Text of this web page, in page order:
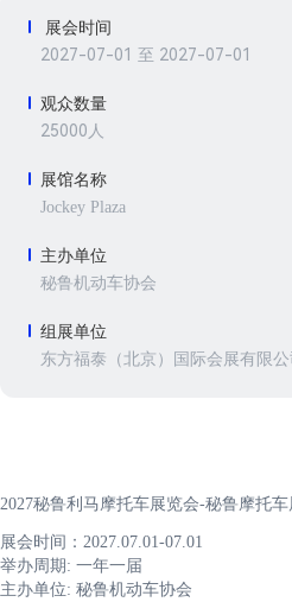
展会时间
2027-07-01 至 2027-07-01
观众数量
25000人
展馆名称
Jockey Plaza
主办单位
秘鲁机动车协会
组展单位
东方福泰（北京）国际会展有限公
2027秘鲁利马摩托车展览会-秘鲁摩托车
展会时间：2027.07.01-07.01
举办周期: 一年一届
主办单位: 秘鲁机动车协会